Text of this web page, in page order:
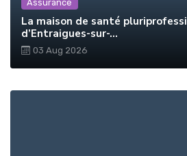
Assurance
La maison de santé
d’Entraigues-sur-...
03 Aug 2026